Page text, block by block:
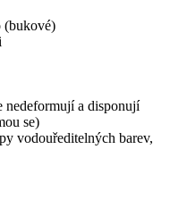
(bukové)
nedeformují a disponují
se)
vodouředitelných barev,